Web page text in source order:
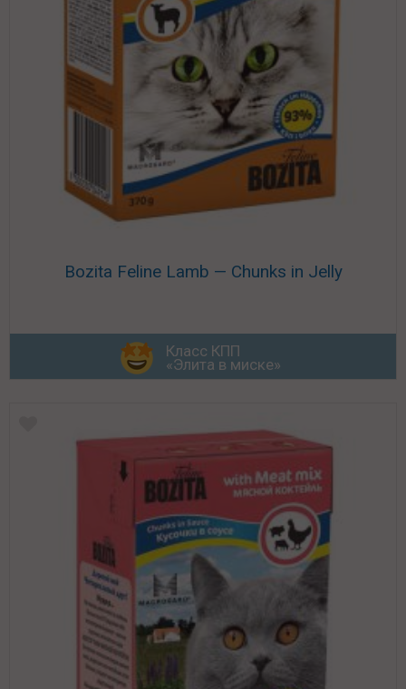
Bozita Feline Lamb — Chunks in Jelly
Класс КПП
«Элита в миске»